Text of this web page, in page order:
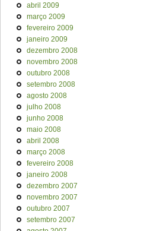
abril 2009
março 2009
fevereiro 2009
janeiro 2009
dezembro 2008
novembro 2008
outubro 2008
setembro 2008
agosto 2008
julho 2008
junho 2008
maio 2008
abril 2008
março 2008
fevereiro 2008
janeiro 2008
dezembro 2007
novembro 2007
outubro 2007
setembro 2007